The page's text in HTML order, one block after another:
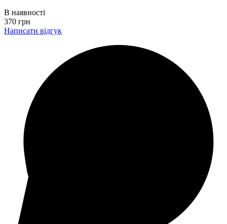
В наявності
370 грн
Написати відгук